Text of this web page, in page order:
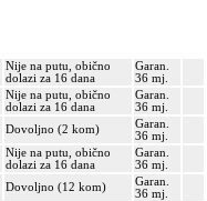
Nije na putu, obično
dolazi za 16 dana
Garan.
36 mj.
Nije na putu, obično
dolazi za 16 dana
Garan.
36 mj.
Dovoljno (2 kom)
Garan.
36 mj.
Nije na putu, obično
dolazi za 16 dana
Garan.
36 mj.
Dovoljno (12 kom)
Garan.
36 mj.